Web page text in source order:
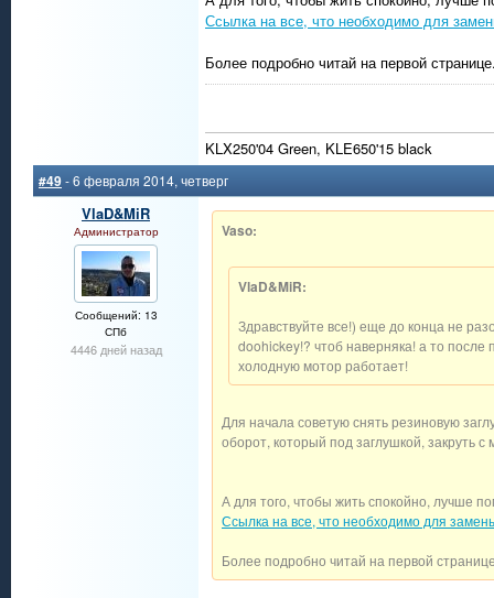
Ссылка на все, что необходимо для
Более подробно читай на первой
KLX250'04 Green, KLE650'15 black
#49- 6 февраля 2014, четверг
VlaD&MiR
Администратор
Сообщений: 13
СПб
4446 дней назад
Vaso:
VlaD&MiR:
Здравствуйте все!) еще до конца не
doohickey!? чтоб наверняка! а то после
холодную мотор работает!
Для начала советую снять резиновую
оборот, который под заглушкой, закруть
А для того, чтобы жить спокойно, лучше
Ссылка на все, что необходимо для
Более подробно читай на первой